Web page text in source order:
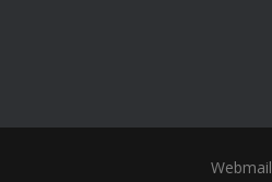
Webmail